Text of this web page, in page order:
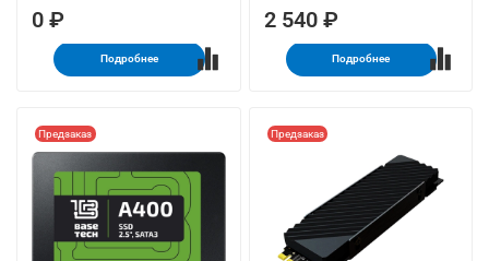
0 ₽
Подробнее
2 540 ₽
Подробнее
Предзаказ Предзаказ